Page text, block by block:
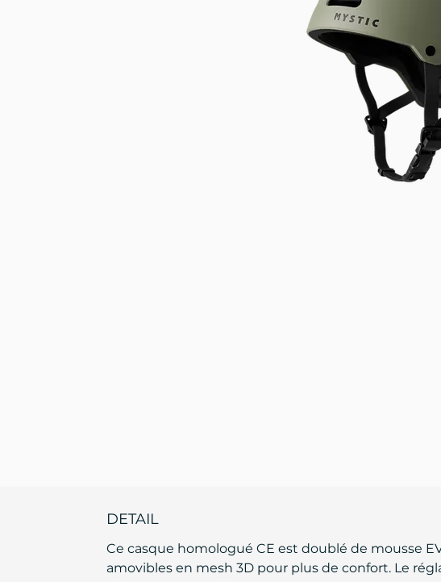
DETAIL
Ce casque homologué CE est doublé de mousse
amovibles en mesh 3D pour plus de confort. Le